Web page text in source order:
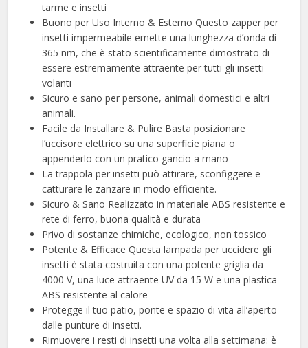
tarme e insetti
Buono per Uso Interno & Esterno Questo zapper per
insetti impermeabile emette una lunghezza d’onda di
365 nm, che è stato scientificamente dimostrato di
essere estremamente attraente per tutti gli insetti
volanti
Sicuro e sano per persone, animali domestici e altri
animali.
Facile da Installare & Pulire Basta posizionare
l’uccisore elettrico su una superficie piana o
appenderlo con un pratico gancio a mano
La trappola per insetti può attirare, sconfiggere e
catturare le zanzare in modo efficiente.
Sicuro & Sano Realizzato in materiale ABS resistente e
rete di ferro, buona qualità e durata
Privo di sostanze chimiche, ecologico, non tossico
Potente & Efficace Questa lampada per uccidere gli
insetti è stata costruita con una potente griglia da
4000 V, una luce attraente UV da 15 W e una plastica
ABS resistente al calore
Protegge il tuo patio, ponte e spazio di vita all’aperto
dalle punture di insetti.
Rimuovere i resti di insetti una volta alla settimana: è